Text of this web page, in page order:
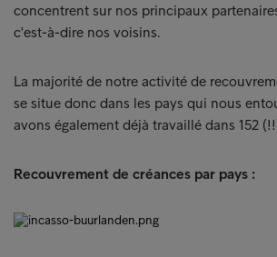
concentrent sur nos principaux
c'est-à-dire nos voisins.
La majorité de notre activité de
se situe donc dans les pays qui nous
avons également déjà travaillé dans 152
Recouvrement de créances par pays :